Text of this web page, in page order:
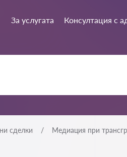
За услугата Консултация с
сделки Медиация при